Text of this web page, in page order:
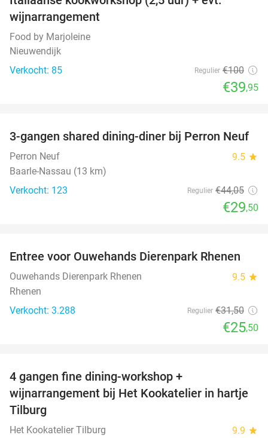
wijnarrangement
Food by Marjoleine
Nieuwendijk
Verkocht: 85
Regulier €100
€39,95
33%
3-gangen shared dining-diner bij Perron Neuf
Perron Neuf 9.5 star
Baarle-Nassau (13 km)
Verkocht: 123
Regulier €44,05
€29,50
19%
Entree voor Ouwehands Dierenpark Rhenen
Ouwehands Dierenpark Rhenen 9.5 star
Rhenen
Verkocht: 3.288
Regulier €31,50
€25,50
4 gangen fine dining-workshop +
wijnarrangement bij Het Kookatelier in hartje
Tilburg
Het Kookatelier Tilburg 9.9 star